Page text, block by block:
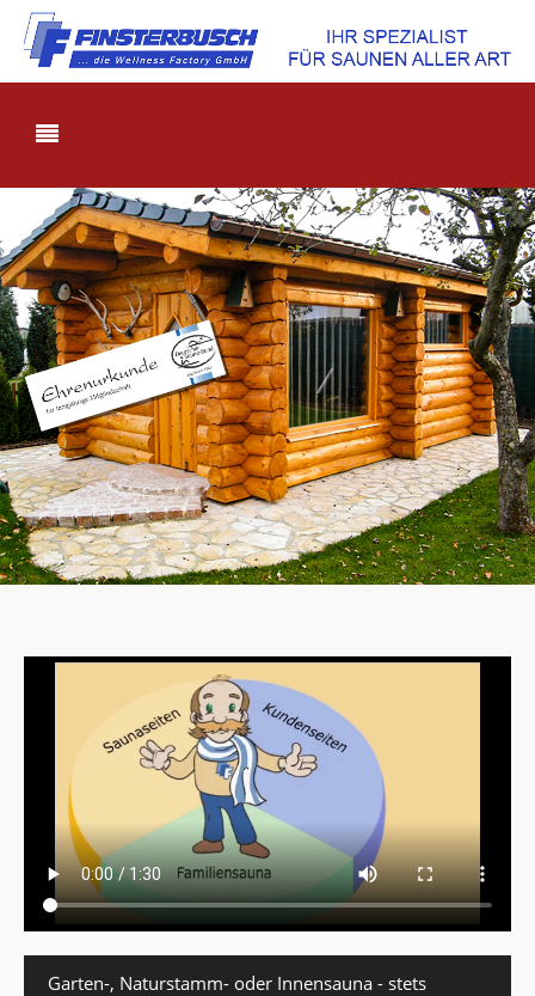
Garten-, Naturstamm- oder Innensauna - stets